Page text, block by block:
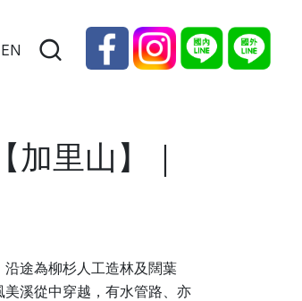
EN
加里山】｜
途為柳杉人工造林及闊葉
溪從中穿越，有水管路、亦